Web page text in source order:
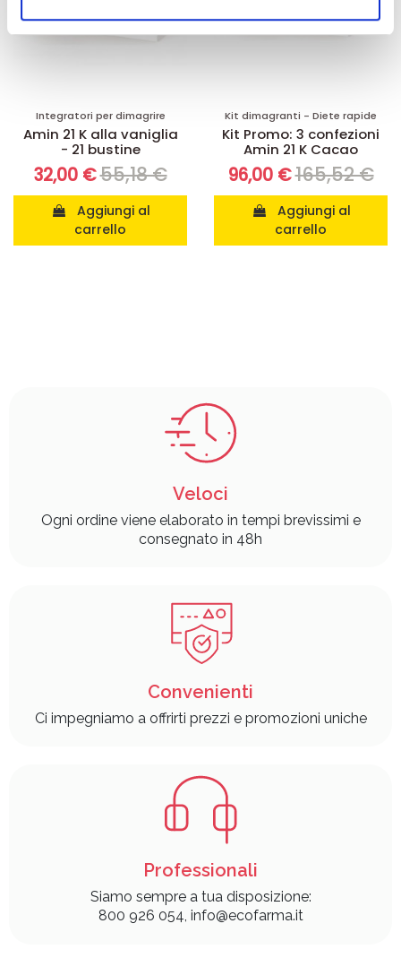
nostri partner che si occupano di analisi dei dati web,
pubblicità e social media, i quali potrebbero combinarle
Integratori per dimagrire
Amin 21 K alla vaniglia
- 21 bustine
32,00 €55,18 €
carrello
Kit dimagranti - Diete rapide
Kit Promo: 3 confezioni
Amin 21 K Cacao
96,00 €165,52 €
carrello
Veloci
Ogni ordine viene elaborato in tempi brevissimi e
consegnato in 48h
Convenienti
Ci impegniamo a offrirti prezzi e promozioni uniche
Professionali
Siamo sempre a tua disposizione:
800 926 054, info@ecofarma.it